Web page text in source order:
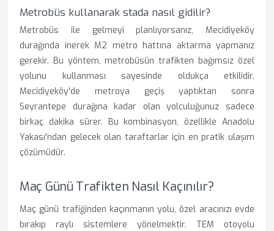
Metrobüs kullanarak stada nasıl gidilir?
Metrobüs ile gelmeyi planlıyorsanız, Mecidiyeköy
durağında inerek M2 metro hattına aktarma yapmanız
gerekir. Bu yöntem, metrobüsün trafikten bağımsız özel
yolunu kullanması sayesinde oldukça etkilidir.
Mecidiyeköy'de metroya geçiş yaptıktan sonra
Seyrantepe durağına kadar olan yolculuğunuz sadece
birkaç dakika sürer. Bu kombinasyon, özellikle Anadolu
Yakası'ndan gelecek olan taraftarlar için en pratik ulaşım
çözümüdür.
Maç Günü Trafikten Nasıl Kaçınılır?
Maç günü trafiğinden kaçınmanın yolu, özel aracınızı evde
bırakıp raylı sistemlere yönelmektir. TEM otoyolu